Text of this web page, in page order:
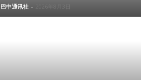
巴中通讯社 -